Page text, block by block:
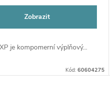
Zobrazit
je kompomerní výplňový...
Kód: 60604275